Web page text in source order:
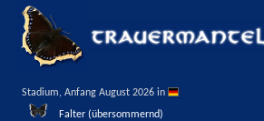
Stadium, Anfang August 2026 in
Falter (übersommernd)